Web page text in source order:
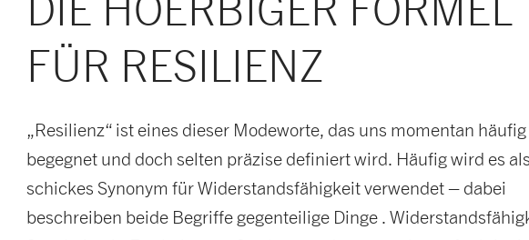
FÜR RESILIENZ
„Resilienz“ ist eines dieser Modeworte, das uns momentan häufig
begegnet und doch selten präzise definiert wird. Häufig wird es als
schickes Synonym für Widerstandsfähigkeit verwendet – dabei
beschreiben beide Begriffe gegenteilige Dinge .